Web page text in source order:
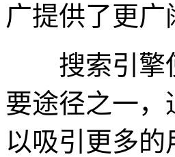
广提供了更
搜索引擎使
要途径之一
以吸引更多